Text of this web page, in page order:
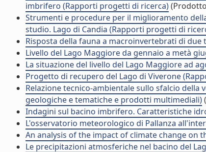
imbrifero (Rapporti progetti di ricerca)
Strumenti e procedure per il miglioramento
studio. Lago di Candia (Rapporti progetti di
Risposta della fauna a macroinvertebrati di
Livello del Lago Maggiore da gennaio a metà
La situazione del livello del Lago Maggiore ad
Progetto di recupero del Lago di Viverone
Relazione tecnico-ambientale sullo sfalcio della
geologiche e tematiche e prodotti multimediali)
Indagini sul bacino imbrifero. Caratteristiche
L'osservatorio meteorologico di Pallanza
An analysis of the impact of climate change on
Le precipitazioni atmosferiche nel bacino del